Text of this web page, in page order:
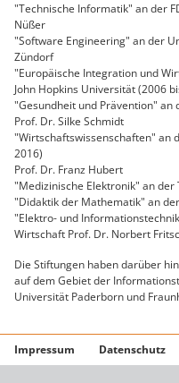
"Technische Informatik" an der
Nüßer
"Software Engineering" an der
Zündorf
"Europäische Integration und
John Hopkins Universität (2006
"Gesundheit und Prävention" an
Prof. Dr. Silke Schmidt
"Wirtschaftswissenschaften" an
2016)
Prof. Dr. Franz Hubert
"Medizinische Elektronik" an der
"Didaktik der Mathematik" an
"Elektro- und
Wirtschaft Prof. Dr. Norbert
Die Stiftungen haben darüber
auf dem Gebiet der
Universität Paderborn und
Impressum Datenschutz